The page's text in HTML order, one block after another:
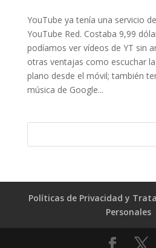
YouTube ya tenía una servicio
YouTube Red. Costaba 9,99
podíamos ver vídeos de YT sin
otras ventajas como escuchar
plano desde el móvil; también
música de Google...
Políticas de Privacidad y
Personales